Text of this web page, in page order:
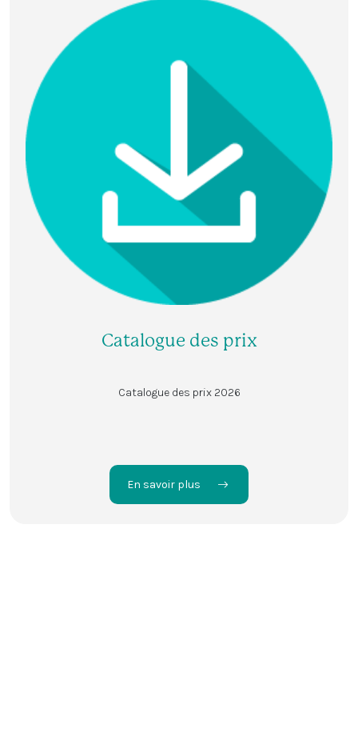
Catalogue des prix
Catalogue des prix 2026
En savoir plus